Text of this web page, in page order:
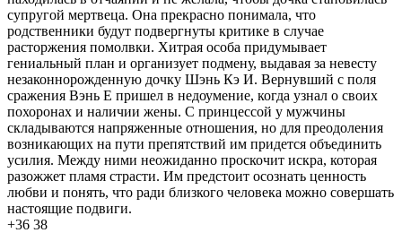
супругой мертвеца. Она прекрасно понимала, что
родственники будут подвергнуты критике в случае
расторжения помолвки. Хитрая особа придумывает
гениальный план и организует подмену, выдавая за невесту
незаконнорожденную дочку Шэнь Кэ И. Вернувший с поля
сражения Вэнь Е пришел в недоумение, когда узнал о своих
похоронах и наличии жены. С принцессой у мужчины
складываются напряженные отношения, но для преодоления
возникающих на пути препятствий им придется объединить
усилия. Между ними неожиданно проскочит искра, которая
разожжет пламя страсти. Им предстоит осознать ценность
любви и понять, что ради близкого человека можно совершать
настоящие подвиги.
+36 38